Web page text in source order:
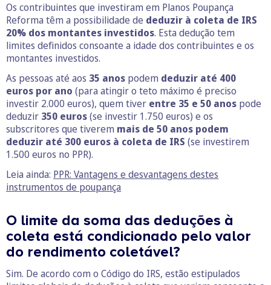
Os contribuintes que investiram em Planos Poupança
Reforma têm a possibilidade de deduzir à coleta de IRS
20% dos montantes investidos. Esta dedução tem
limites definidos consoante a idade dos contribuintes e os
montantes investidos.
As pessoas até aos 35 anos podem deduzir até 400
euros por ano (para atingir o teto máximo é preciso
investir 2.000 euros), quem tiver entre 35 e 50 anos pode
deduzir 350 euros(se investir 1.750 euros) e os
subscritores que tiverem mais de 50 anos podem
deduzir até 300 euros à coleta de IRS (se investirem
1.500 euros no PPR).
Leia ainda: PPR: Vantagens e desvantagens destes
instrumentos de poupança
O limite da soma das deduções à
coleta está condicionado pelo valor
do rendimento coletável?
Sim. De acordo com o Código do IRS, estão estipulados